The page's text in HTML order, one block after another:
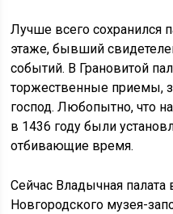
Лучше всего сохранился
этаже, бывший
событий. В Грановитой
торжественные приемы,
господ. Любопытно, что
в 1436 году были
отбивающие время.
Сейчас Владычная палата
Новгородского музея-